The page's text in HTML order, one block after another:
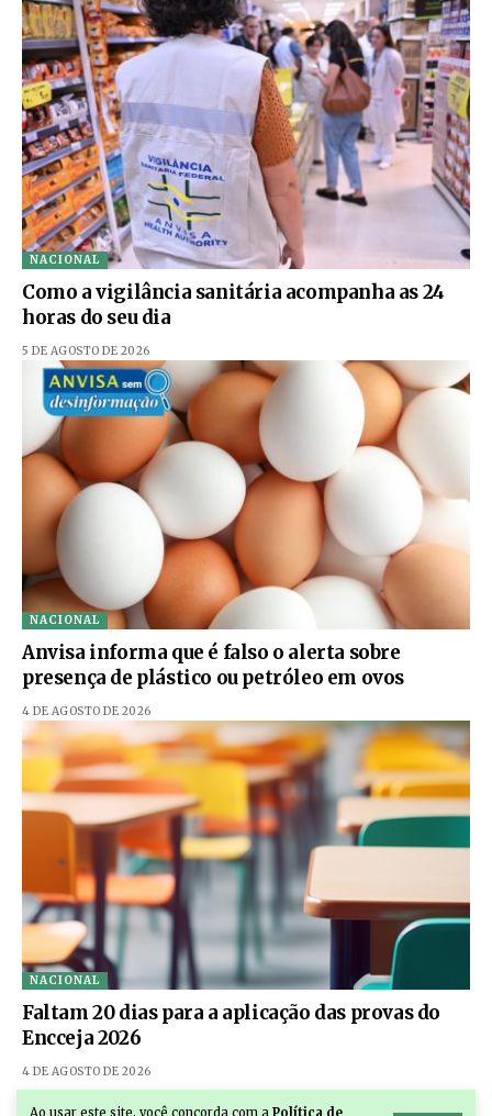
Ao usar este site, você concorda com a Política de
NACIONAL
Como a vigilância sanitária acompanha as 24
horas do seu dia
5 DE AGOSTO DE 2026
NACIONAL
Anvisa informa que é falso o alerta sobre
presença de plástico ou petróleo em ovos
4 DE AGOSTO DE 2026
NACIONAL
Faltam 20 dias para a aplicação das provas do
Encceja 2026
4 DE AGOSTO DE 2026